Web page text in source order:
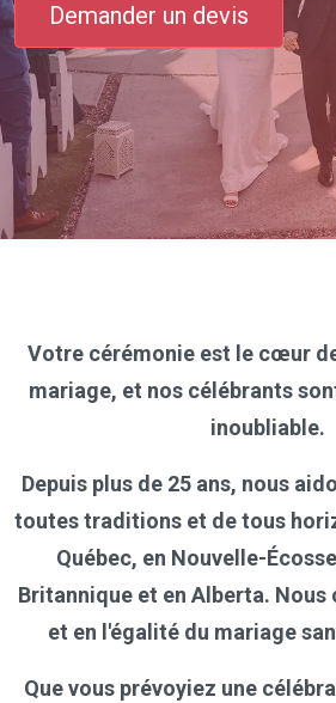
Demander un devis
Votre cérémonie est le cœur
mariage, et nos célébrants
inoubliable.
Depuis plus de 25 ans, nous
toutes traditions et de tous
Québec, en Nouvelle-
Britannique et en Alberta. Nous
et en l'égalité du mariage
Que vous prévoyiez une